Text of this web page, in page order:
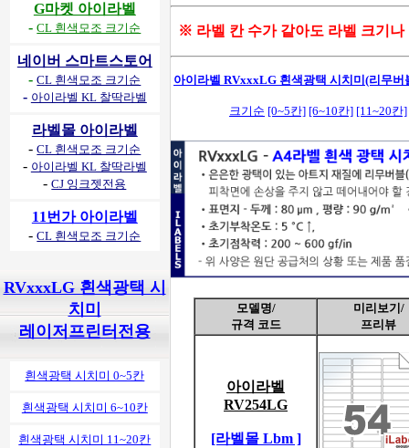
G마켓 아이라벨
-CL 흰색모조 크기순
네이버 스마트스토어
-CL 흰색모조 크기순
- 아이라벨 KL 찰딱라벨
라벨몰 아이라벨
-CL 흰색모조 크기순
- 아이라벨 KL 찰딱라벨
-CJ 잉크젯전용
11번가 아이라벨
-CL 흰색모조 크기순
RVxxxLG 흰색광택 시
치미
레이저프린터전용
흰색광택 시치미 0~5칸
흰색광택 시치미 6~10칸
흰색광택 시치미 11~20칸
※ 라벨 칸 수가 같아도 라벨 크기나
아이라벨 RVxxxLG 흰색광택 시치미(리무
크기순 [0~5칸] [6~10칸] [11~20칸]
모델명/
규격 코드
미리보기/
프리뷰
아이라벨
RV254LG
[라벨몰 Lbm ]